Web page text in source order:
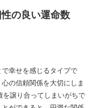
の良い運命数
幸せを感じるタイプで
の信頼関係を大切にしま
譲り合ってしまいがちで